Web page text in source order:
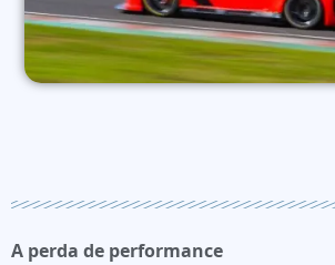
A perda de performance